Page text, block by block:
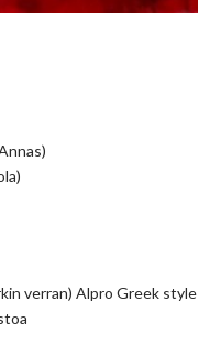
verran) Alpro Greek